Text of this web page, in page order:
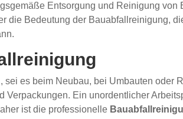
Entsorgung und Reinigung
die Bedeutung der Bauabfallreinigung,
es beim Neubau, bei Umbauten
Ein unordentlicher
ist die professionelle